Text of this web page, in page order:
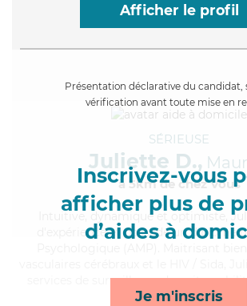
Afficher le profil
Présentation déclarative du candidat,
vérification avant toute mise en
Inscrivez-vous
afficher plus de
d’aides à
Je m'inscris
SÉRIEUSE
Juliette D.,
à 5km de chez Vous
, dynamique et optimiste,
d'expérience et possède un diplôme
services de surveillance de nuit,
ménage*